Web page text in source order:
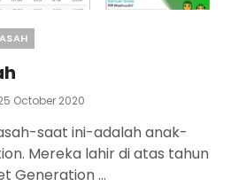
October 2020
saat ini-adalah anak-
Mereka lahir di atas tahun
Generation …